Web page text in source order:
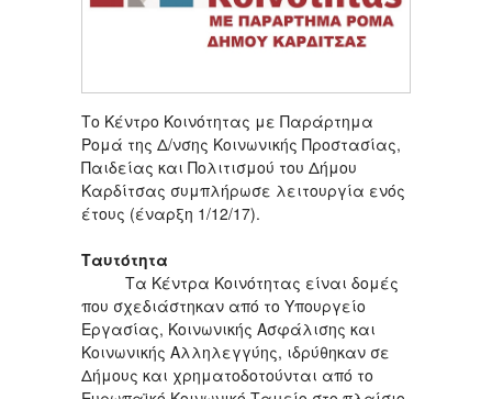
Το Κέντρο Κοινότητας με Παράρτημα
Ρομά της Δ/νσης Κοινωνικής Προστασίας,
Παιδείας και Πολιτισμού του Δήμου
Καρδίτσας συμπλήρωσε λειτουργία ενός
έτους (έναρξη 1/12/17).
Ταυτότητα
Τα Κέντρα Κοινότητας είναι δομές
που σχεδιάστηκαν από το Υπουργείο
Εργασίας, Κοινωνικής Ασφάλισης και
Κοινωνικής Αλληλεγγύης, ιδρύθηκαν σε
Δήμους και χρηματοδοτούνται από το